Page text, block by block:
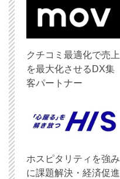
クチコミ最適化で売上
を最大化させるDX集
客パートナー
ホスピタリティを強み
に課題解決・経済促進